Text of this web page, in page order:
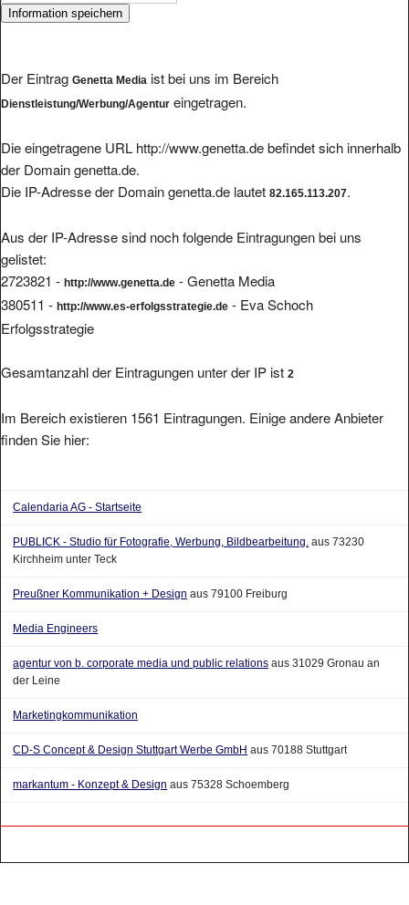
Der Eintrag Genetta Media ist bei uns im Bereich
Dienstleistung/Werbung/Agentur eingetragen.
Die eingetragene URL http://www.genetta.de befindet sich innerhalb
der Domain genetta.de.
Die IP-Adresse der Domain genetta.de lautet 82.165.113.207.
Aus der IP-Adresse sind noch folgende Eintragungen bei uns
gelistet:
2723821 - http://www.genetta.de - Genetta Media
380511 - http://www.es-erfolgsstrategie.de - Eva Schoch
Erfolgsstrategie
Gesamtanzahl der Eintragungen unter der IP ist 2
Im Bereich existieren 1561 Eintragungen. Einige andere Anbieter
finden Sie hier:
Calendaria AG - Startseite
PUBLICK - Studio für Fotografie, Werbung, Bildbearbeitung. aus 73230
Kirchheim unter Teck
Preußner Kommunikation + Design aus 79100 Freiburg
Media Engineers
agentur von b. corporate media und public relations aus 31029 Gronau an
der Leine
Marketingkommunikation
CD-S Concept & Design Stuttgart Werbe GmbH aus 70188 Stuttgart
markantum - Konzept & Design aus 75328 Schoemberg